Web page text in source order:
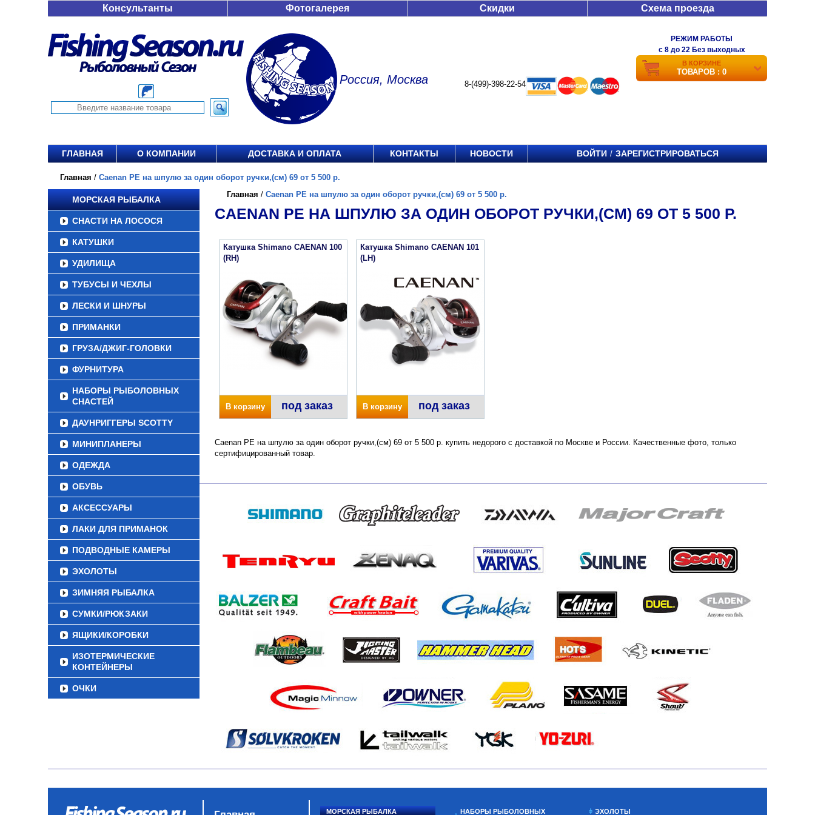
Консультанты Фотогалерея Скидки Схема проезда
Россия, Москва 8-(499)-398-22-54
РЕЖИМ РАБОТЫ
c 8 до 22 Без выходных
В КОРЗИНЕ
ТОВАРОВ : 0
ГЛАВНАЯ О КОМПАНИИ ДОСТАВКА И ОПЛАТА КОНТАКТЫ НОВОСТИ ВОЙТИ / ЗАРЕГИСТРИРОВАТЬСЯ
Главная / Caenan PE на шпулю за один оборот ручки,(см) 69 от 5 500 р.
МОРСКАЯ РЫБАЛКА
СНАСТИ НА ЛОСОСЯ
КАТУШКИ
УДИЛИЩА
ТУБУСЫ И ЧЕХЛЫ
ЛЕСКИ И ШНУРЫ
ПРИМАНКИ
ГРУЗА/ДЖИГ-ГОЛОВКИ
ФУРНИТУРА
НАБОРЫ РЫБОЛОВНЫХ
СНАСТЕЙ
ДАУНРИГГЕРЫ SCOTTY
МИНИПЛАНЕРЫ
ОДЕЖДА
ОБУВЬ
АКСЕССУАРЫ
ЛАКИ ДЛЯ ПРИМАНОК
ПОДВОДНЫЕ КАМЕРЫ
ЭХОЛОТЫ
ЗИМНЯЯ РЫБАЛКА
СУМКИ/РЮКЗАКИ
ЯЩИКИ/КОРОБКИ
ИЗОТЕРМИЧЕСКИЕ
КОНТЕЙНЕРЫ
ОЧКИ
Главная / Caenan PE на шпулю за один оборот ручки,(см) 69 от 5 500 р.
CAENAN PE НА ШПУЛЮ ЗА ОДИН ОБОРОТ РУЧКИ,(СМ) 69 ОТ 5 500 Р.
Катушка Shimano CAENAN 100
(RH)
В корзину под заказ
Катушка Shimano CAENAN 101
(LH)
В корзину под заказ
Caenan PE на шпулю за один оборот ручки,(см) 69 от 5 500 р. купить недорого с доставкой по Москве и России. Качественные фото, только
сертифицированный товар.
МОРСКАЯ РЫБАЛКА НАБОРЫ РЫБОЛОВНЫХ ЭХОЛОТЫ